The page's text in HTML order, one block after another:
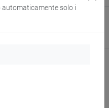
solo i